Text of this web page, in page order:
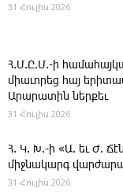
31 Հուլիս 2026
Հ.Մ.Ը.Մ.-ի
միաւորեց հայ
Արարատին ներքեւ
31 Հուլիս 2026
Հ. Կ. Խ.-ի «Ա. եւ Ժ.
միջնակարգ
31 Հուլիս 2026